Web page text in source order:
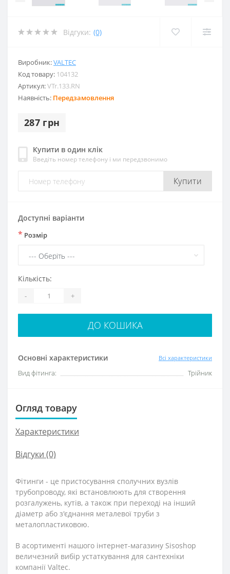
Відгуки: (0)
Виробник:VALTEC
Код товару: 104132
Артикул:VTr.133.RN
Наявність: Передзамовлення
287 грн
Купити в один клік
Введіть номер телефону і ми передзвонимо
Купити
Основні характеристики Всі характеристики
Вид фітинга: Трійник
Доступні варіанти
* Розмір
Кількість:
- +
ДО КОШИКА
Огляд товару
Характеристики
Відгуки (0)
Фітинги - це пристосування сполучних вузлів
трубопроводу, які встановлюють для створення
розгалужень, кутів, а також при переході на інший
діаметр або з'єднання металевої труби з
металопластиковою.
В асортименті нашого інтернет-магазину Sisoshop
величезний вибір устаткування для сантехніки
компанії Valtec.